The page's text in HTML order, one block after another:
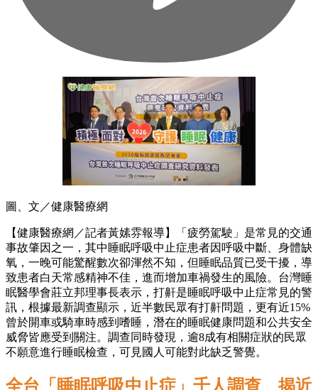
圖、文／健康醫療網
【健康醫療網／記者黃嫊雰報導】「疲勞駕駛」是常見的交通
事故肇因之一，其中睡眠呼吸中止症患者因呼吸中斷、身體缺
氧，一晚可能驚醒數次卻渾然不知，但睡眠品質已受干擾，導
致患者白天常感精神不佳，進而增加車禍發生的風險。台灣睡
眠醫學會莊立邦理事長表示，打鼾是睡眠呼吸中止症常見的警
訊，根據最新調查顯示，近半數民眾有打鼾問題，更有近15%
曾於開車或騎車時感到嗜睡，潛在的睡眠健康問題和公共安全
威脅皆應受到關注。調查同時發現，逾8成有相關症狀的民眾
不願意進行睡眠檢查，可見國人可能對此缺乏警覺。
全台「睡眠呼吸中止症」千人調查 揭近